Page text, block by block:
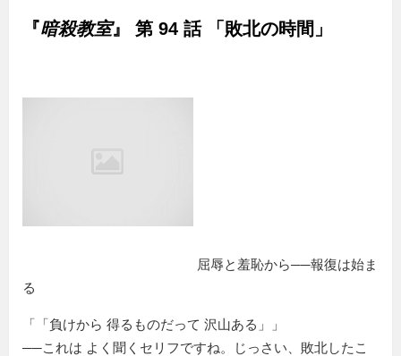
『暗殺教室』 第 94 話 「敗北の時間」
屈辱と羞恥から──報復は始ま
る
「 負けから 得るものだって 沢山ある
」
──これは よく聞くセリフですね。じっさい、敗北したこ